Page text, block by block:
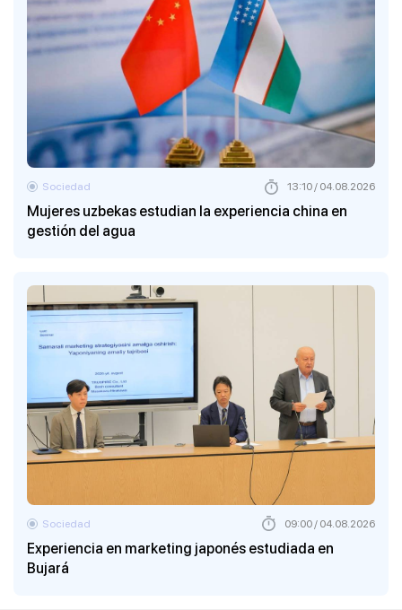
Mujeres uzbekas estudian la experiencia china en
gestión del agua
Sociedad 13:10 / 04.08.2026
Experiencia en marketing japonés estudiada en
Bujará
Sociedad 09:00 / 04.08.2026